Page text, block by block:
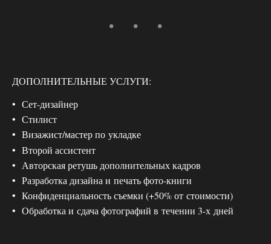
ДОПОЛНИТЕЛЬНЫЕ УСЛУГИ:
Сет-дизайнер
Стилист
Визажист/мастер по укладке
Второй ассистент
Авторская ретушь дополнительных кадров
Разработка дизайна и печать фото-книги
Конфиденциальность съемки (+50% от стоимости)
Обработка и сдача фотографий в течении 3-х дней